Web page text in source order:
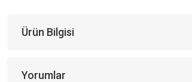
Ürün Bilgisi
Yorumlar